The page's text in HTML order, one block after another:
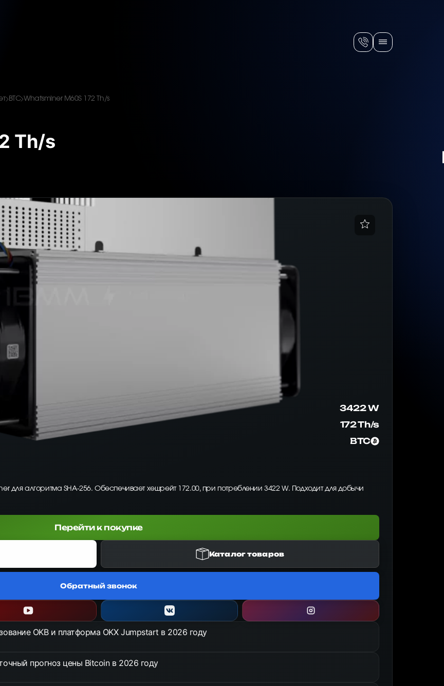
BTC Whatsminer M60S 172 Th/s
Th/s
3422 W
172 Th/s
BTC
для алгоритма SHA-256. Обеспечивает хешрейт 172.00, при потреблении 3422 W. Подходит для добычи
Перейти к покупке
Каталог товаров
Обратный звонок
OKB и платформа OKX Jumpstart в 2026 году
прогноз цены Bitcoin в 2026 году